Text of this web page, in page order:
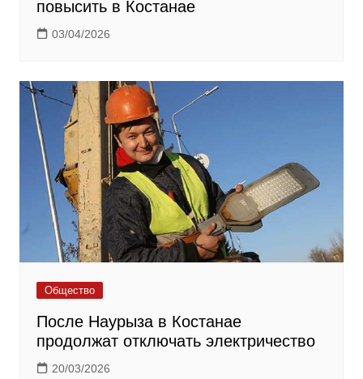
повысить в Костанае
03/04/2026
Общество
После Наурыза в Костанае
продолжат отключать электричество
20/03/2026